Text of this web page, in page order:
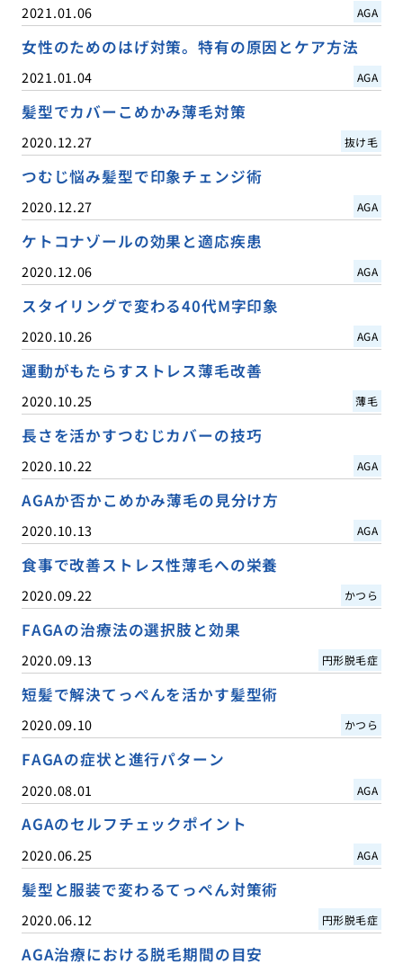
2021.01.06 AGA
女性のためのはげ対策。特有の原因とケア方法
2021.01.04 AGA
髪型でカバーこめかみ薄毛対策
2020.12.27 抜け毛
つむじ悩み髪型で印象チェンジ術
2020.12.27 AGA
ケトコナゾールの効果と適応疾患
2020.12.06 AGA
スタイリングで変わる40代M字印象
2020.10.26 AGA
運動がもたらすストレス薄毛改善
2020.10.25 薄毛
長さを活かすつむじカバーの技巧
2020.10.22 AGA
AGAか否かこめかみ薄毛の見分け方
2020.10.13 AGA
食事で改善ストレス性薄毛への栄養
2020.09.22 かつら
FAGAの治療法の選択肢と効果
2020.09.13 円形脱毛症
短髪で解決てっぺんを活かす髪型術
2020.09.10 かつら
FAGAの症状と進行パターン
2020.08.01 AGA
AGAのセルフチェックポイント
2020.06.25 AGA
髪型と服装で変わるてっぺん対策術
2020.06.12 円形脱毛症
AGA治療における脱毛期間の目安